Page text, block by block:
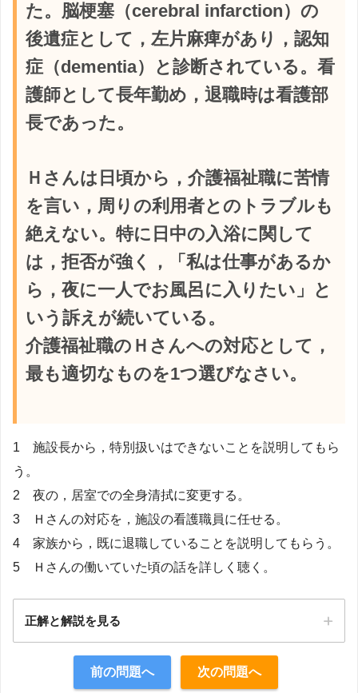
た。脳梗塞（cerebral infarction）の
後遺症として，左片麻痺があり，認知
症（dementia）と診断されている。看
護師として長年勤め，退職時は看護部
長であった。
Ｈさんは日頃から，介護福祉職に苦情
を言い，周りの利用者とのトラブルも
絶えない。特に日中の入浴に関して
は，拒否が強く，「私は仕事があるか
ら，夜に一人でお風呂に入りたい」と
いう訴えが続いている。
介護福祉職のＨさんへの対応として，
最も適切なものを1つ選びなさい。
1 施設長から，特別扱いはできないことを説明してもら
う。
2 夜の，居室での全身清拭に変更する。
3 Ｈさんの対応を，施設の看護職員に任せる。
4 家族から，既に退職していることを説明してもらう。
5 Ｈさんの働いていた頃の話を詳しく聴く。
正解と解説を見る
前の問題へ 次の問題へ